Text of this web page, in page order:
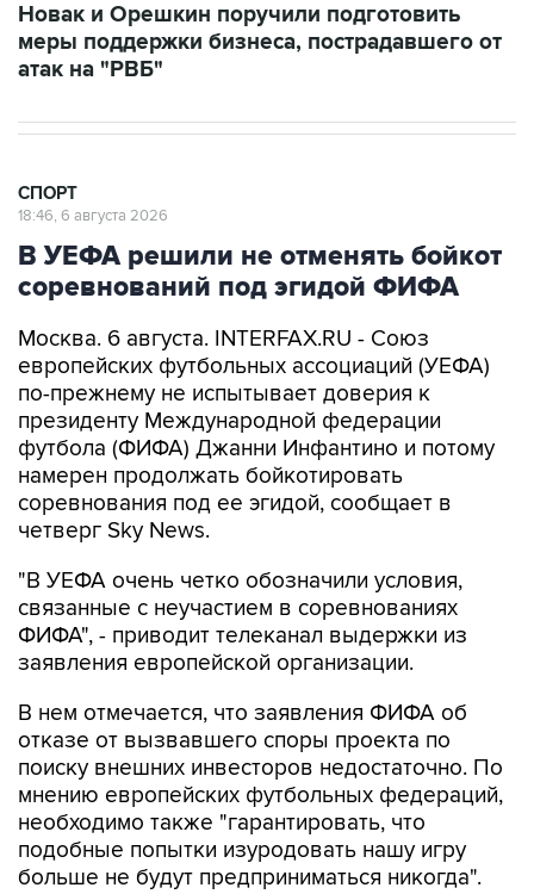
Новак и Орешкин поручили подготовить
меры поддержки бизнеса, пострадавшего от
атак на "РВБ"
СПОРТ
18:46, 6 августа 2026
В УЕФА решили не отменять бойкот
соревнований под эгидой ФИФА
Москва. 6 августа. INTERFAX.RU - Союз
европейских футбольных ассоциаций (УЕФА)
по-прежнему не испытывает доверия к
президенту Международной федерации
футбола (ФИФА) Джанни Инфантино и потому
намерен продолжать бойкотировать
соревнования под ее эгидой, сообщает в
четверг Sky News.
"В УЕФА очень четко обозначили условия,
связанные с неучастием в соревнованиях
ФИФА", - приводит телеканал выдержки из
заявления европейской организации.
В нем отмечается, что заявления ФИФА об
отказе от вызвавшего споры проекта по
поиску внешних инвесторов недостаточно. По
мнению европейских футбольных федераций,
необходимо также "гарантировать, что
подобные попытки изуродовать нашу игру
больше не будут предприниматься никогда".